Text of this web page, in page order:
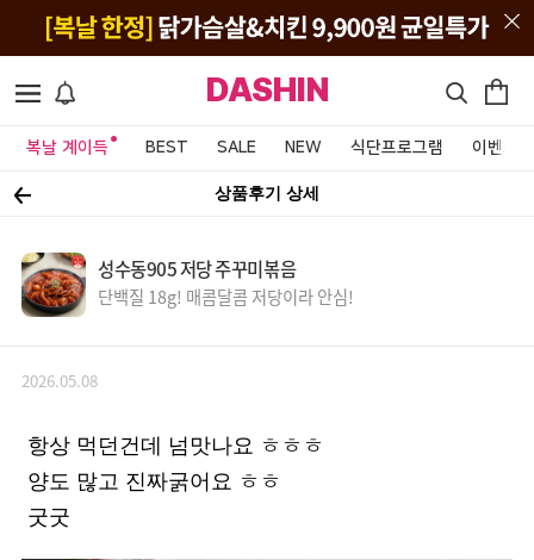
DASHIN
복날 계이득 BEST SALE NEW 식단프로그램 이벤트&
상품후기 상세
성수동905 저당 주꾸미볶음
단백질 18g! 매콤달콤 저당이라 안심!
2026.05.08
항상 먹던건데 넘맛나요 ㅎㅎㅎ
양도 많고 진짜굵어요 ㅎㅎ
굿굿